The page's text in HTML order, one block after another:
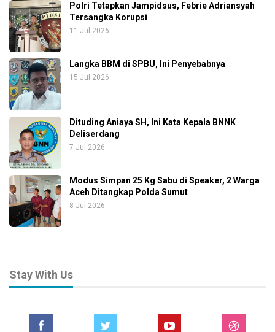
Polri Tetapkan Jampidsus, Febrie Adriansyah
Tersangka Korupsi
11 Jul 2026
Langka BBM di SPBU, Ini Penyebabnya
15 Jul 2026
Dituding Aniaya SH, Ini Kata Kepala BNNK
Deliserdang
7 Jul 2026
Modus Simpan 25 Kg Sabu di Speaker, 2 Warga
Aceh Ditangkap Polda Sumut
8 Jul 2026
Stay With Us